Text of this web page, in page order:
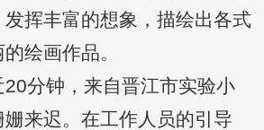
挥丰富的想象，描绘出各式
绘画作品。
分钟，来自晋江市实验小
来迟。在工作人员的引导